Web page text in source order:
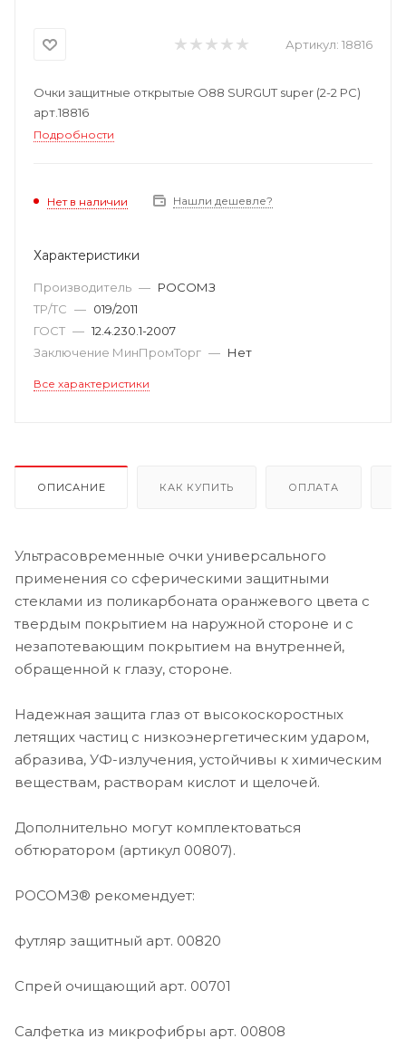
Артикул: 18816
Очки защитные открытые О88 SURGUT super (2-2 РС)
арт.18816
Подробности
Нет в наличии Нашли дешевле?
Характеристики
Производитель — РОСОМЗ
ТР/ТС — 019/2011
ГОСТ — 12.4.230.1-2007
Заключение МинПромТорг — Нет
Все характеристики
ОПИСАНИЕ КАК КУПИТЬ ОПЛАТА
Ультрасовременные очки универсального
применения со сферическими защитными
стеклами из поликарбоната оранжевого цвета с
твердым покрытием на наружной стороне и с
незапотевающим покрытием на внутренней,
обращенной к глазу, стороне.
Надежная защита глаз от высокоскоростных
летящих частиц с низкоэнергетическим ударом,
абразива, УФ-излучения, устойчивы к химическим
веществам, растворам кислот и щелочей.
Дополнительно могут комплектоваться
обтюратором (артикул 00807).
РОСОМЗ® рекомендует:
футляр защитный арт. 00820
Спрей очищающий арт. 00701
Салфетка из микрофибры арт. 00808